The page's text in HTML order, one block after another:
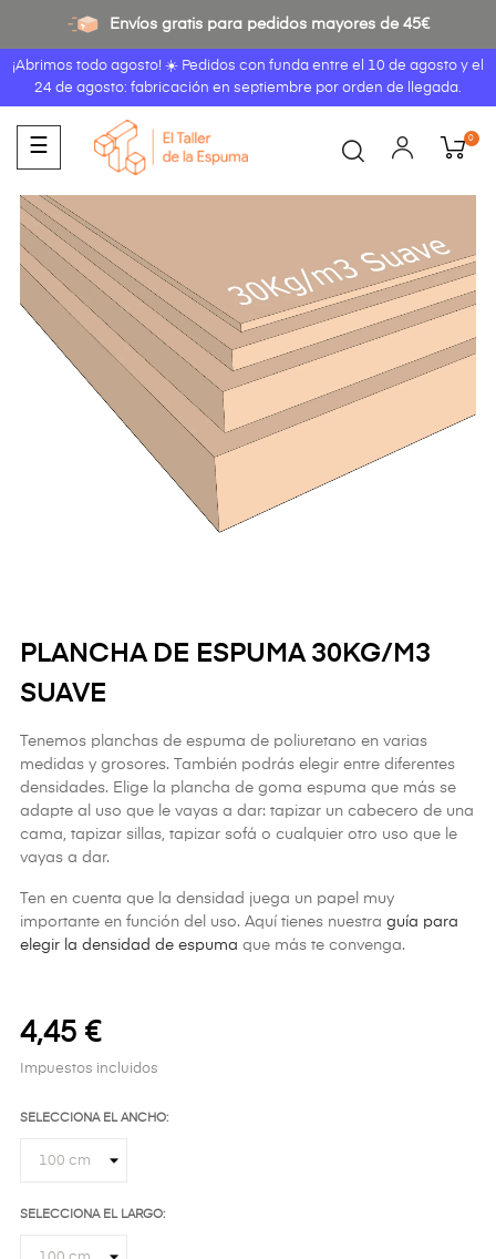
Envíos gratis para pedidos mayores de 45€
¡Abrimos todo agosto! ☀️ Pedidos con funda entre el 10 de agosto y el
24 de agosto: fabricación en septiembre por orden de llegada.
Navegación
de
palanca
☰ 0
PLANCHA DE ESPUMA 30KG/M3
SUAVE
Tenemos planchas de espuma de poliuretano en varias
medidas y grosores. También podrás elegir entre diferentes
densidades. Elige la plancha de goma espuma que más se
adapte al uso que le vayas a dar: tapizar un cabecero de una
cama, tapizar sillas, tapizar sofá o cualquier otro uso que le
vayas a dar.
Ten en cuenta que la densidad juega un papel muy
importante en función del uso. Aquí tienes nuestra guía para
elegir la densidad de espuma que más te convenga.
4,45 €
Impuestos incluidos
SELECCIONA EL ANCHO:
SELECCIONA EL LARGO: